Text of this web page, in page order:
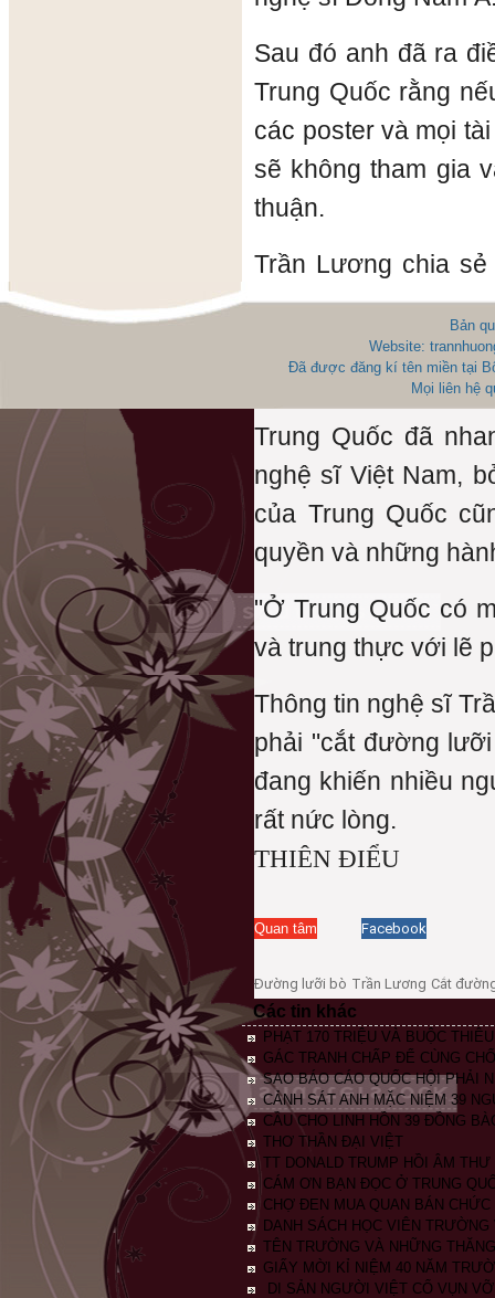
Sau đó anh đã ra
Trung Quốc rằng
các poster và mọi
sẽ không tham gia
thuận.
Trần Lương chia
đã rất nhanh chóng
các poster, tài liệu
Anh cho biết anh
Trung Quốc đã
nghệ sĩ Việt Nam,
của Trung Quốc
quyền và những
"Ở Trung Quốc có
và trung thực với lẽ
Thông tin nghệ sĩ
phải "cắt đường
đang khiến nhiều
rất nức lòng.
THIÊN ĐIỂU
Quan tâm Facebook
Đường lưỡi bò Trần Lương Cắt
Các tin khác
PHẠT 170 TRIỆU VÀ BUỘC
GÁC TRANH CHẤP ĐỂ CÙNG
SAO BÁO CÁO QUỐC HỘI PHẢI
CẢNH SÁT ANH MẶC NIỆM 39
CẦU CHO LINH HỒN 39 ĐỒNG
THƠ THẦN ĐẠI VIỆT
TT DONALD TRUMP HỒI ÂM
CÁM ƠN BẠN ĐỌC Ở TRUNG
CHỢ ĐEN MUA QUAN BÁN
DANH SÁCH HỌC VIÊN
TÊN TRƯỜNG VÀ NHỮNG
GIẤY MỜI KỈ NIỆM 40 NĂM
DI SẢN NGƯỜI VIỆT CỔ VỤN
Bản
Website:
Đã được đăng kí tên miền tại
Mọi liên hệ